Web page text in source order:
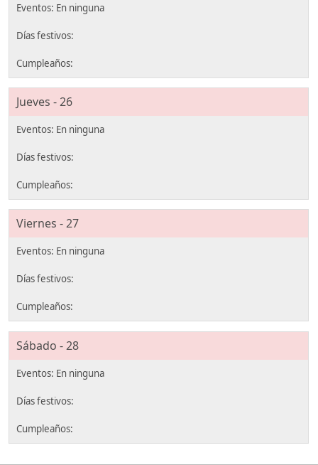
Jueves - 26
Viernes - 27
Sábado - 28